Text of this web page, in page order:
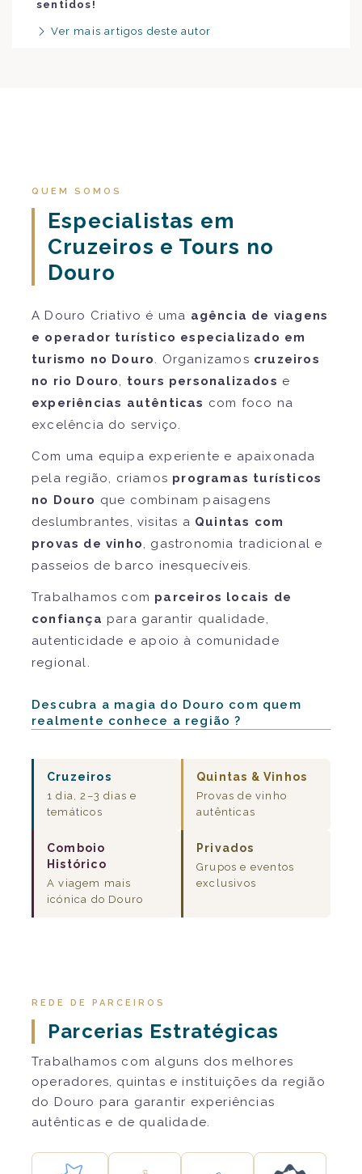
sentidos!
Ver mais artigos deste autor
QUEM SOMOS
Especialistas em
Cruzeiros e Tours no
Douro
A Douro Criativo é uma agência de viagens
e operador turístico especializado em
turismo no Douro. Organizamos cruzeiros
no rio Douro, tours personalizados e
experiências autênticas com foco na
excelência do serviço.
Com uma equipa experiente e apaixonada
pela região, criamos programas turísticos
no Douro que combinam paisagens
deslumbrantes, visitas a Quintas com
provas de vinho, gastronomia tradicional e
passeios de barco inesquecíveis.
Trabalhamos com parceiros locais de
confiança para garantir qualidade,
autenticidade e apoio à comunidade
regional.
Descubra a magia do Douro com quem
realmente conhece a região ?
Cruzeiros
1 dia, 2–3 dias e
temáticos
Quintas & Vinhos
Provas de vinho
autênticas
Comboio
Histórico
A viagem mais
icónica do Douro
Privados
Grupos e eventos
exclusivos
REDE DE PARCEIROS
Parcerias Estratégicas
Trabalhamos com alguns dos melhores
operadores, quintas e instituições da região
do Douro para garantir experiências
autênticas e de qualidade.